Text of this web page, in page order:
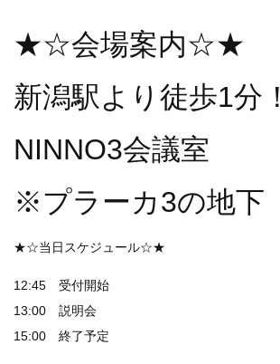
★☆会場案内☆★
新潟駅より徒歩1分！
NINNO3会議室
※プラーカ3の地下
★☆当日スケジュール☆★
12:45 受付開始
13:00 説明会
15:00 終了予定